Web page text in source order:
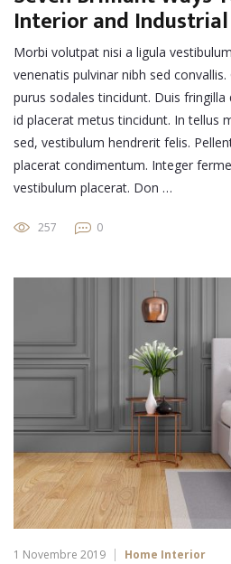
Interior and
Morbi volutpat nisi a ligula
venenatis pulvinar nibh sed
purus sodales tincidunt. Duis
id placerat metus tincidunt. In tellus
sed, vestibulum hendrerit felis.
placerat condimentum. Integer
vestibulum placerat. Don …
257 0
1 Novembre 2019 Home Interior